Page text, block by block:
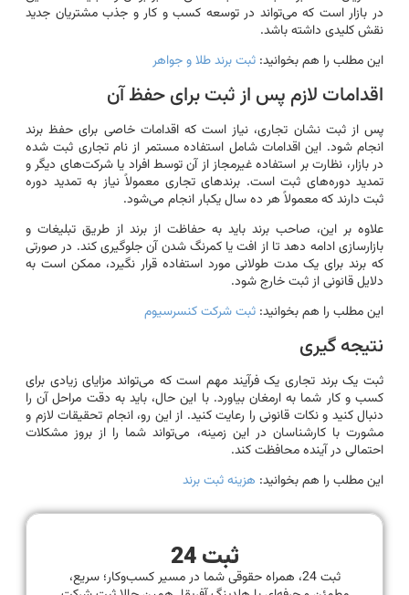
در بازار است که می‌تواند در توسعه کسب و کار و جذب مشتریان جدید
نقش کلیدی داشته باشد.
این مطلب را هم بخوانید:ثبت برند طلا و جواهر
اقدامات لازم پس از ثبت برای حفظ آن
پس از ثبت نشان تجاری، نیاز است که اقدامات خاصی برای حفظ برند
انجام شود. این اقدامات شامل استفاده مستمر از نام تجاری ثبت شده
در بازار، نظارت بر استفاده غیرمجاز از آن توسط افراد یا شرکت‌های دیگر و
تمدید دوره‌های ثبت است. برندهای تجاری معمولاً نیاز به تمدید دوره
ثبت دارند که معمولاً هر ده سال یکبار انجام می‌شود.
علاوه بر این، صاحب برند باید به حفاظت از برند از طریق تبلیغات و
بازارسازی ادامه دهد تا از افت یا کمرنگ شدن آن جلوگیری کند. در صورتی
که برند برای یک مدت طولانی مورد استفاده قرار نگیرد، ممکن است به
دلایل قانونی از ثبت خارج شود.
این مطلب را هم بخوانید:ثبت شرکت کنسرسیوم
نتیجه گیری
ثبت یک برند تجاری یک فرآیند مهم است که می‌تواند مزایای زیادی برای
کسب و کار شما به ارمغان بیاورد. با این حال، باید به دقت مراحل آن را
دنبال کنید و نکات قانونی را رعایت کنید. از این رو، انجام تحقیقات لازم و
مشورت با کارشناسان در این زمینه، می‌تواند شما را از بروز مشکلات
احتمالی در آینده محافظت کند.
این مطلب را هم بخوانید:هزینه ثبت برند
ثبت 24
ثبت 24، همراه حقوقی شما در مسیر کسب‌وکار؛ سریع،